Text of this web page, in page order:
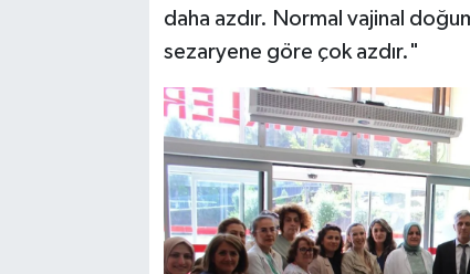
daha azdır. Normal vajinal
sezaryene göre çok azdır."